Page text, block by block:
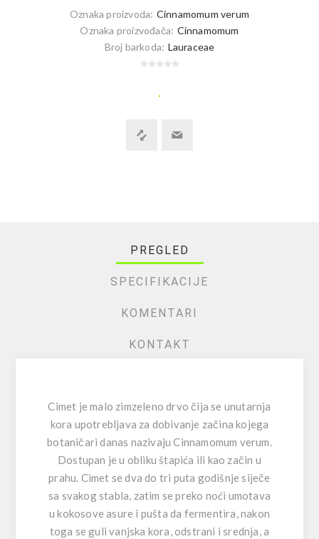
Oznaka proizvoda: Cinnamomum verum
Oznaka proizvođača: Cinnamomum
Broj barkoda: Lauraceae
.
PREGLED
SPECIFIKACIJE
KOMENTARI
KONTAKT
Cimet je malo zimzeleno drvo čija se unutarnja
kora upotrebljava za dobivanje začina kojega
botaničari danas nazivaju Cinnamomum verum.
Dostupan je u obliku štapića ili kao začin u
prahu. Cimet se dva do tri puta godišnje siječe
sa svakog stabla, zatim se preko noći umotava
u kokosove asure i pušta da fermentira, nakon
toga se guli vanjska kora, odstrani i srednja, a